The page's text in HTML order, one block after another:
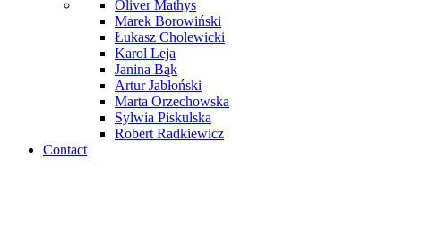
Oliver Mathys
Marek Borowiński
Łukasz Cholewicki
Karol Leja
Janina Bąk
Artur Jabłoński
Marta Orzechowska
Sylwia Piskulska
Robert Radkiewicz
Contact